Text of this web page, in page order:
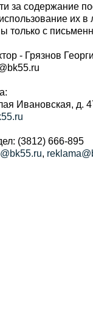
за содержание
их
с
- Грязнов
Ивановская, д.
(3812) 666-895
,